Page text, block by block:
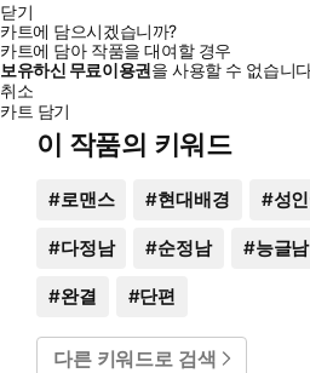
닫기
카트에 담으시겠습니까?
카트에 담아 작품을 대여할 경우
보유하신 무료이용권을 사용할 수 없습니
취소
카트 담기
이 작품의 키워드
#로맨스 #현대배경 #성
#다정남 #순정남 #능글남
#완결 #단편
다른 키워드로 검색